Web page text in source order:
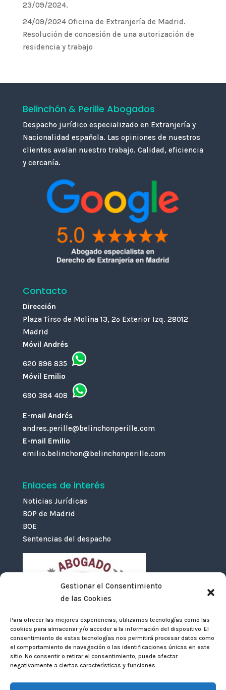
Gestionar el Consentimiento
de las Cookies
Para ofrecer las mejores experiencias, utilizamos tecnologías como las
cookies para almacenar y/o acceder a la información del dispositivo. El
consentimiento de estas tecnologías nos permitirá procesar datos como
el comportamiento de navegación o las identificaciones únicas en este
sitio. No consentir o retirar el consentimiento, puede afectar
negativamente a ciertas características y funciones.
23/09/2024.
24/09/2024 Oficina de Extranjería de Madrid.
Resolución de concesión de una autorización de
residencia y trabajo
Belinchón & Perille Abogados
Despacho jurídico especializado en Extranjería y
Nacionalidad española. Las opiniones de nuestros
clientes avalan nuestro trabajo. Calidad, eficiencia
y cercanía.
Contacto
Dirección
Plaza Tirso de Molina 13, 2º Exterior Izq. 28012
Madrid
Móvil Andrés
620 896 835
Móvil Emilio
690 384 408
E-mail Andrés
andres.perille@belinchonperille.com
E-mail Emilio
emilio.belinchon@belinchonperille.com
Enlaces de interés
Noticias Jurídicas
BOP de Madrid
BOE
Sentencias del despacho